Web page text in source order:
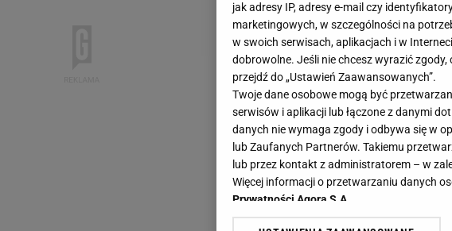
jak adresy IP, adresy e-mail czy
marketingowych, w szczególności na
w swoich serwisach, aplikacjach i w
dobrowolne. Jeśli nie chcesz wyrazić
przejdź do „Ustawień Zaawansowanych”.
Twoje dane osobowe mogą być
serwisów i aplikacji lub łączone z danymi
danych nie wymaga zgody i odbywa się w
lub Zaufanych Partnerów. Takiemu
lub przez kontakt z administratorem – w
Więcej informacji o przetwarzaniu danych
Prywatności Agora S.A.